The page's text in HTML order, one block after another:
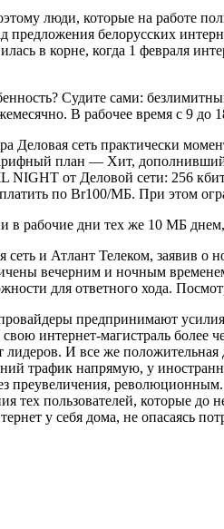
люди, которые на работе
предложения белорусских
в корне, когда 1 февраля
Судите сами:
В рабочее время с 9 до
сеть практически
план — Хит,
от Деловой сети: 256
по Br100/МБ. При этом
в рабочие дни тех же 10 МБ
и Атлант Телеком, заявив
вечерним и ночным
для ответного хода.
предпринимают
свою интернет-магистраль
лидеров. И все же
трафик напрямую, у
преувеличения,
тех пользователей, которые
у себя дома, не опасаясь